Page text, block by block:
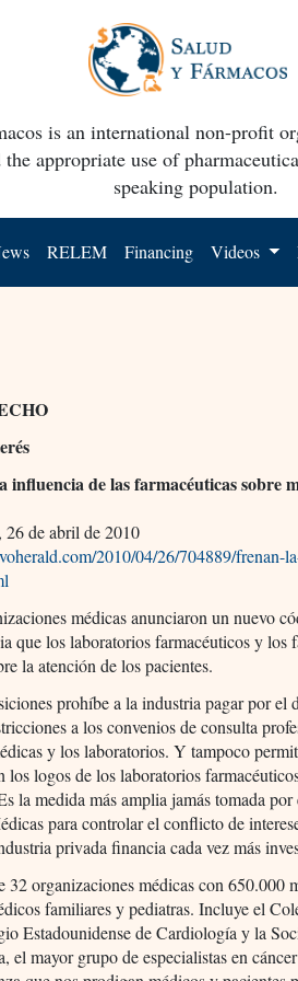
is an international non-profit
the appropriate use of
speaking population.
RELEM Financing Videos
influencia de las farmacéuticas sobre
26 de abril de 2010
2010/04/26/704889/frenan-
médicas anunciaron un nuevo
que los laboratorios farmacéuticos y los
la atención de los pacientes.
prohíbe a la industria pagar por el
a los convenios de consulta
y los laboratorios. Y tampoco
los logos de los laboratorios
la medida más amplia jamás tomada
para controlar el conflicto de
privada financia cada vez más
32 organizaciones médicas con 650.000
familiares y pediatras. Incluye el
Estadounidense de Cardiología y la
el mayor grupo de especialistas en